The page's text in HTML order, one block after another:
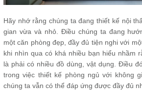
Hãy nhớ rằng chúng ta đang thiết kế nội
gian vừa và nhỏ. Điều chúng ta đang
một căn phòng đẹp, đầy đủ tiện nghi với
khi nhìn qua có khá nhiều bạn hiểu nhầm
là phải có nhiều đồ dùng, vật dụng. Điều
trong việc thiết kế phòng ngủ với không
chúng ta vẫn có thể đáp ứng được đầy đủ